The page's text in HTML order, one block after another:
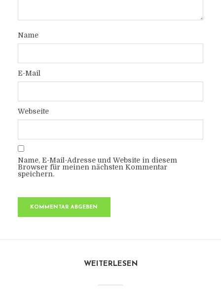
Name
E-Mail
Webseite
Name, E-Mail-Adresse und Website in diesem
Browser für meinen nächsten Kommentar
speichern.
WEITERLESEN